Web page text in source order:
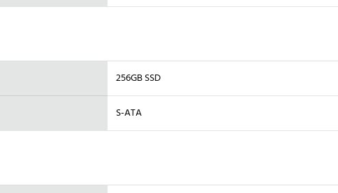
256GB SSD
S-ATA